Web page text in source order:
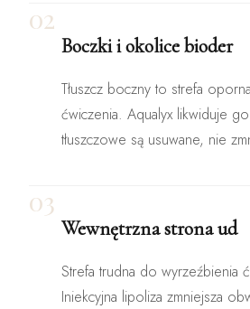
02
Boczki i okolice bioder
Tłuszcz boczny to strefa
ćwiczenia. Aqualyx likwiduje
tłuszczowe są usuwane, nie
03
Wewnętrzna strona ud
Strefa trudna do wyrzeźbienia
Iniekcyjna lipoliza zmniejsza